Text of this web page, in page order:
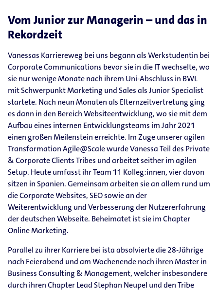
Vom Junior zur Managerin – und das in
Rekordzeit
Vanessas Karriereweg bei uns begann als Werkstudentin bei
Corporate Communications bevor sie in die IT wechselte, wo
sie nur wenige Monate nach ihrem Uni-​Abschluss in BWL
mit Schwerpunkt Marketing und Sales als Junior Specialist
startete. Nach neun Monaten als Elternzeitvertretung ging
es dann in den Bereich Websiteentwicklung, wo sie mit dem
Aufbau eines internen Entwicklungsteams im Jahr 2021
einen großen Meilenstein erreichte. Im Zuge unserer agilen
Transformation Agile@Scale wurde Vanessa Teil des Private
& Corporate Clients Tribes und arbeitet seither im agilen
Setup. Heute umfasst ihr Team 11 Kolleg:innen, vier davon
sitzen in Spanien. Gemeinsam arbeiten sie an allem rund um
die Corporate Websites, SEO sowie an der
Weiterentwicklung und Verbesserung der Nutzererfahrung
der deutschen Webseite. Beheimatet ist sie im Chapter
Online Marketing.
Parallel zu ihrer Karriere bei ista absolvierte die 28-​Jährige
nach Feierabend und am Wochenende noch ihren Master in
Business Consulting & Management, welcher insbesondere
durch ihren Chapter Lead Stephan Neupel und den Tribe